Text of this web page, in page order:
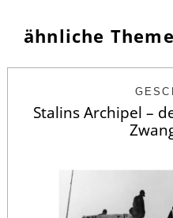
ähnliche
Stalins Archipel –